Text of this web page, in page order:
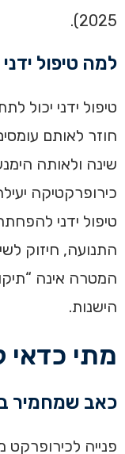
2025).
למה טיפול
טיפול ידני יכול
חוזר לאותם
שינה ולאותה
כירופרקטיקה
טיפול ידני
התנועה, חיזוק
המטרה אינה
הישנות.
מתי כדאי
כאב שמחמיר
פנייה